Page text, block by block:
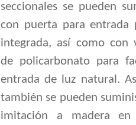
seccionales se pueden
con puerta para entrada
integrada, así como con
de policarbonato para
entrada de luz natural.
también se pueden
imitación a madera